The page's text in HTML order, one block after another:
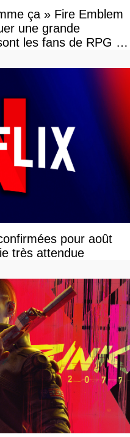
ça » Fire Emblem
une grande
les fans de RPG en
pour août
très attendue